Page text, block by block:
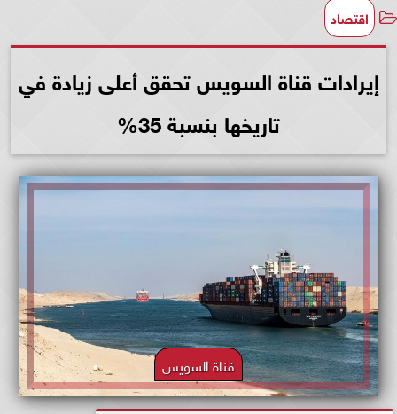
اقتصاد
إيرادات قناة السويس تحقق أعلى زيادة في
تاريخها بنسبة 35%
قناة السويس